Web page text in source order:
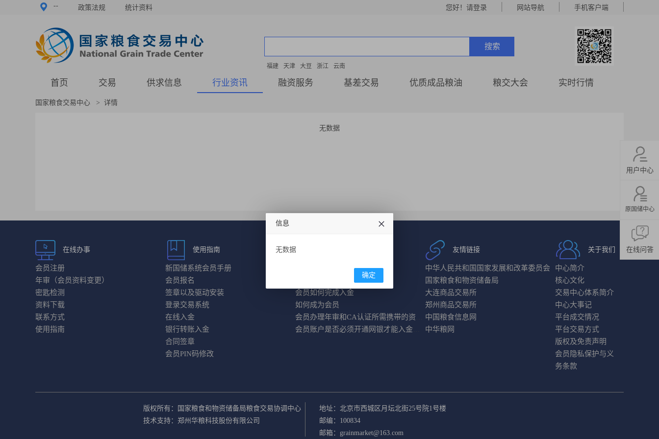
-- 政策法规 统计资料 手机客户端
网站导航
您好！请登录
搜索
福建 天津 大豆 浙江 云南
首页 交易 供求信息 行业资讯 融资服务 基差交易 优质成品粮油 粮交大会 实时行情
国家粮食交易中心 > 详情
无数据
用户中心
原国储中心
在线问答
在线办事 使用指南 友情链接 关于我们
会员注册
年审（会员资料变更）
密匙检测
资料下载
联系方式
使用指南
新国储系统会员手册
会员报名
签章以及驱动安装
登录交易系统
在线入金
银行转账入金
合同签章
会员PIN码修改
使用前配置及设备需求
国家粮食交易平台地址
会员如何完成入金
如何成为会员
会员办理年审和CA认证所需携带的资料是什么？
会员账户是否必须开通网银才能入金？没有网银时如何入金？
中华人民共和国国家发展和改革委员会
国家粮食和物资储备局
大连商品交易所
郑州商品交易所
中国粮食信息网
中华粮网
中心简介
核心文化
交易中心体系简介
中心大事记
平台成交情况
平台交易方式
版权及免责声明
会员隐私保护与义
务条款
版权所有：国家粮食和物资储备局粮食交易协调中心
技术支持：郑州华粮科技股份有限公司
地址：北京市西城区月坛北街25号院1号楼
邮编：100834
邮箱：grainmarket@163.com
信息
无数据
确定